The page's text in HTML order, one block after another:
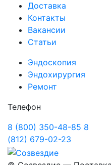
Доставка
Контакты
Вакансии
Статьи
Эндоскопия
Эндохирургия
Ремонт
Телефон
8 (800) 350-48-85 8
(812) 679-02-23